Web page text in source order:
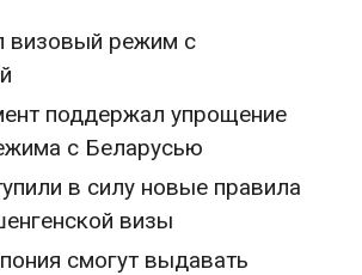
визовый режим с
поддержал упрощение
с Беларусью
в силу новые правила
визы
смогут выдавать